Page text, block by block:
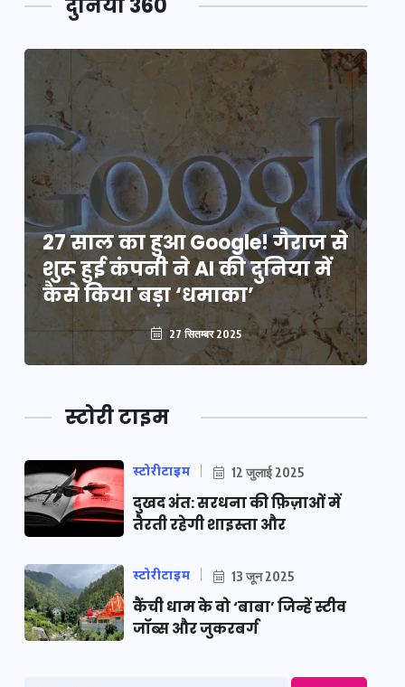
दुनिया 360
27 साल का हुआ Google! गैराज से
शुरू हुई कंपनी ने AI की दुनिया में
कैसे किया बड़ा ‘धमाका’
27 सितम्बर 2025
स्टोरी टाइम
स्टोरीटाइम 12 जुलाई 2025
दुखद अंत: सरधना की फ़िज़ाओं में
तैरती रहेगी शाइस्ता और
स्टोरीटाइम 13 जून 2025
कैंची धाम के वो ‘बाबा’ जिन्हें स्टीव
जॉब्स और जुकरबर्ग